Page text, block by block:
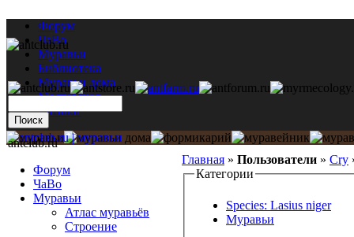
Форум
ЧаВо
Муравьи
Библиотека
Муравьи дома
Мастерская
Каталог
Главная » Пользователи » Cry
Категории
Species: Lasius niger
Муравьи
antclub.ru
Форум
ЧаВо
Муравьи
Атлас муравьёв
Строение